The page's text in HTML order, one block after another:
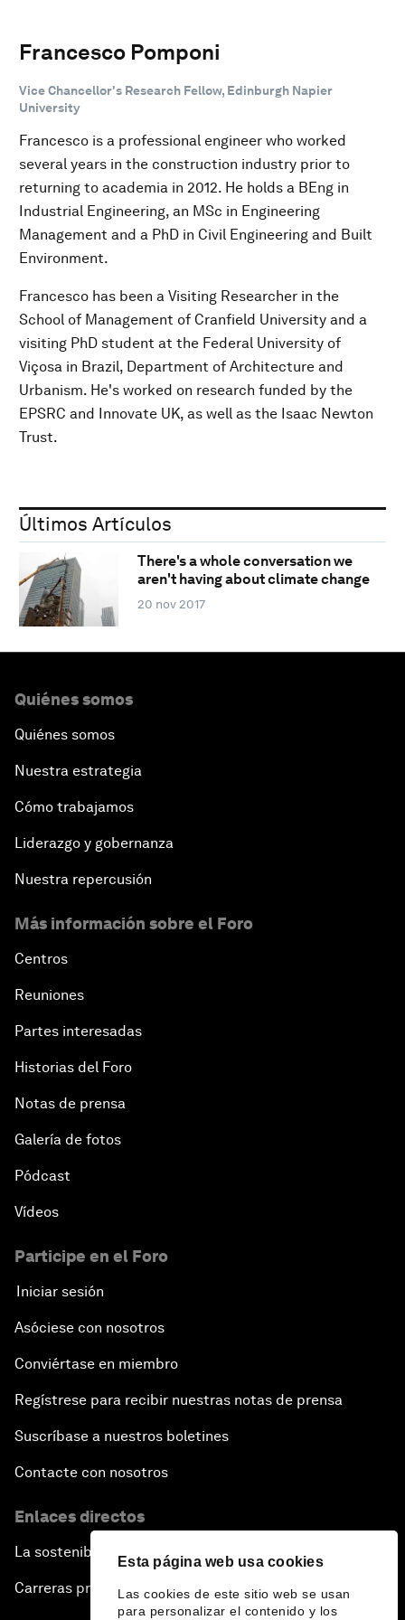
Esta página web usa cookies
Las cookies de este sitio web se usan
para personalizar el contenido y los
Francesco Pomponi
Vice Chancellor's Research Fellow, Edinburgh Napier
University
Francesco is a professional engineer who worked
several years in the construction industry prior to
returning to academia in 2012. He holds a BEng in
Industrial Engineering, an MSc in Engineering
Management and a PhD in Civil Engineering and Built
Environment.
Francesco has been a Visiting Researcher in the
School of Management of Cranfield University and a
visiting PhD student at the Federal University of
Viçosa in Brazil, Department of Architecture and
Urbanism. He's worked on research funded by the
EPSRC and Innovate UK, as well as the Isaac Newton
Trust.
Últimos Artículos
There's a whole conversation we
aren't having about climate change
20 nov 2017
Quiénes somos
Quiénes somos
Nuestra estrategia
Cómo trabajamos
Liderazgo y gobernanza
Nuestra repercusión
Más información sobre el Foro
Centros
Reuniones
Partes interesadas
Historias del Foro
Notas de prensa
Galería de fotos
Pódcast
Vídeos
Participe en el Foro
Iniciar sesión
Asóciese con nosotros
Conviértase en miembro
Regístrese para recibir nuestras notas de prensa
Suscríbase a nuestros boletines
Contacte con nosotros
Enlaces directos
La sostenibilidad en el Foro
Carreras profesionales